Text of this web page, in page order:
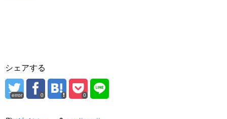
シェアする
error 0 0